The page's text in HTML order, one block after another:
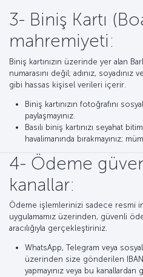
3- Biniş Kartı
mahremiyeti:
Biniş kartınızın üzerinde yer alan
numarasını değil; adınız,
gibi hassas kişisel verileri içerir.
Biniş kartınızın fotoğrafını
paylaşmayınız.
Basılı biniş kartınızı seyahat
havalimanında bırakmayınız;
4- Ödeme
kanallar:
Ödeme işlemlerinizi sadece resmi
uygulamamız üzerinden, güvenli
aracılığıyla gerçekleştiriniz.
WhatsApp, Telegram veya
üzerinden size gönderilen IBAN
yapmayınız veya bu